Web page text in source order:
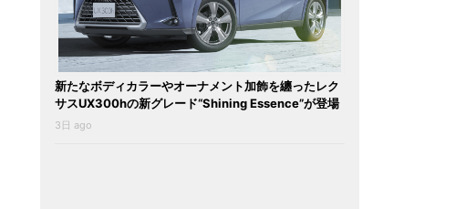
新たなボディカラーやオーナメント加飾を纏ったレク
サスUX300hの新グレード“Shining Essence”が登場
3日 ago